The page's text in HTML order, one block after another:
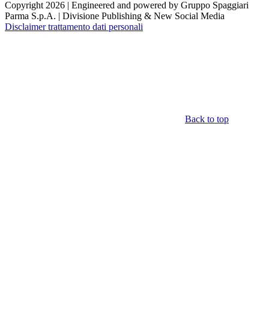
Copyright 2026 | Engineered and powered by Gruppo Spaggiari
Parma S.p.A. | Divisione Publishing & New Social Media
Disclaimer trattamento dati personali
Back to top